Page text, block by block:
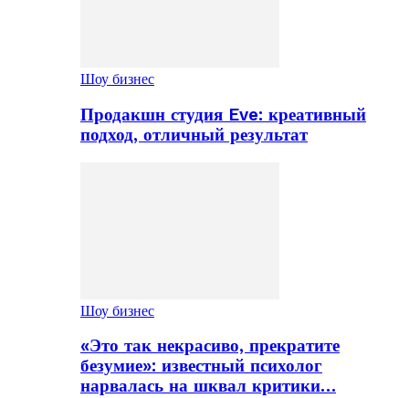
Шоу бизнес
Продакшн студия Eve: креативный
подход, отличный результат
Шоу бизнес
«Это так некрасиво, прекратите
безумие»: известный психолог
нарвалась на шквал критики…